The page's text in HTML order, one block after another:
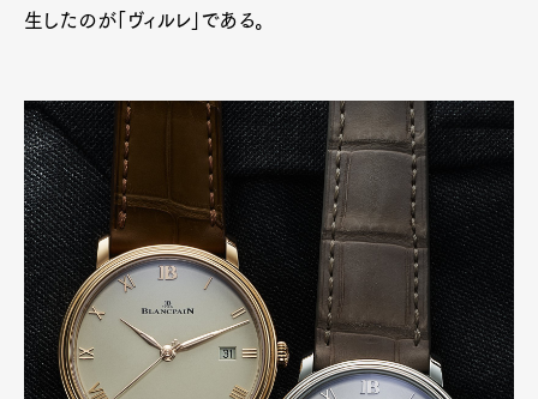
生したのが「ヴィルレ」である。